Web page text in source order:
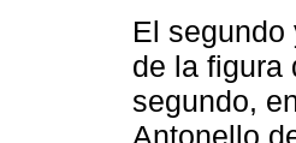
El
de la figura
segundo,
Antonello